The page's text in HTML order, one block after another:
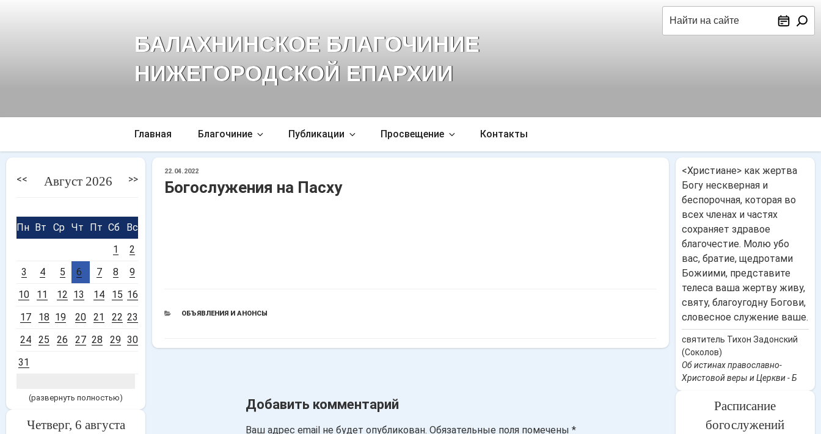
БАЛАХНИНСКОЕ БЛАГОЧИНИЕ
НИЖЕГОРОДСКОЙ ЕПАРХИИ
Главная Благочиние Публикации Просвещение Контакты
ОПУБЛИКОВАНО
22.04.2022
Богослужения на Пасху
РУБРИКИ
ОБЪЯВЛЕНИЯ И АНОНСЫ
Добавить комментарий
Ваш адрес email не будет опубликован. Обязательные поля помечены *
<Христиане> как жертва
Богу нескверная и
беспорочная, которая во
всех членах и частях
сохраняет здравое
благочестие. Молю убо
вас, братие, щедротами
Божиими, представите
телеса ваша жертву живу,
святу, благоугодну Богови,
словесное служение ваше.
святитель Тихон Задонский
(Соколов)
Об истинах православно-
Христовой веры и Церкви - Б
Расписание
богослужений
<< Август 2026 >>
Пн Вт Ср Чт Пт Сб
Вс
1
2
3
4 5 6 7 8
9
10
11 12 13 14 15 16
17
18 19 20 21 22 23
24
25 26 27 28 29 30
31
(развернуть полностью)
Четверг, 6 августа